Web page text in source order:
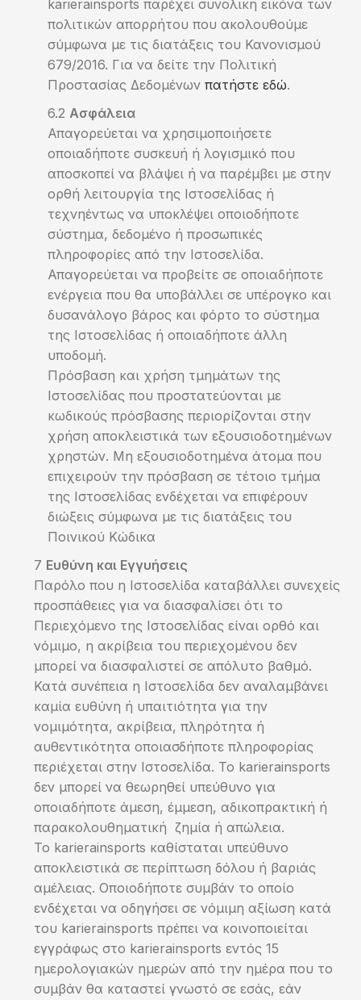
karierainsports παρέχει συνολική εικόνα των
πολιτικών απορρήτου που ακολουθούμε
σύμφωνα με τις διατάξεις του Κανονισμού
679/2016. Για να δείτε την Πολιτική
Προστασίας Δεδομένων πατήστε εδώ.
Ασφάλεια
Απαγορεύεται να χρησιμοποιήσετε
οποιαδήποτε συσκευή ή λογισμικό που
αποσκοπεί να βλάψει ή να παρέμβει με στην
ορθή λειτουργία της Ιστοσελίδας ή
τεχνηέντως να υποκλέψει οποιοδήποτε
σύστημα, δεδομένο ή προσωπικές
πληροφορίες από την Ιστοσελίδα.
Απαγορεύεται να προβείτε σε οποιαδήποτε
ενέργεια που θα υποβάλλει σε υπέρογκο και
δυσανάλογο βάρος και φόρτο το σύστημα
της Ιστοσελίδας ή οποιαδήποτε άλλη
υποδομή.
Πρόσβαση και χρήση τμημάτων της
Ιστοσελίδας που προστατεύονται με
κωδικούς πρόσβασης περιορίζονται στην
χρήση αποκλειστικά των εξουσιοδοτημένων
χρηστών. Μη εξουσιοδοτημένα άτομα που
επιχειρούν την πρόσβαση σε τέτοιο τμήμα
της Ιστοσελίδας ενδέχεται να επιφέρουν
διώξεις σύμφωνα με τις διατάξεις του
Ποινικού Κώδικα
Ευθύνη και Εγγυήσεις
Παρόλο που η Ιστοσελίδα καταβάλλει συνεχείς
προσπάθειες για να διασφαλίσει ότι το
Περιεχόμενο της Ιστοσελίδας είναι ορθό και
νόμιμο, η ακρίβεια του περιεχομένου δεν
μπορεί να διασφαλιστεί σε απόλυτο βαθμό.
Κατά συνέπεια η Ιστοσελίδα δεν αναλαμβάνει
καμία ευθύνη ή υπαιτιότητα για την
νομιμότητα, ακρίβεια, πληρότητα ή
αυθεντικότητα οποιασδήποτε πληροφορίας
περιέχεται στην Ιστοσελίδα. Το karierainsports
δεν μπορεί να θεωρηθεί υπεύθυνο για
οποιαδήποτε άμεση, έμμεση, αδικοπρακτική ή
παρακολουθηματική ζημία ή απώλεια.
Το karierainsports καθίσταται υπεύθυνο
αποκλειστικά σε περίπτωση δόλου ή βαριάς
αμέλειας. Οποιοδήποτε συμβάν το οποίο
ενδέχεται να οδηγήσει σε νόμιμη αξίωση κατά
του karierainsports πρέπει να κοινοποιείται
εγγράφως στο karierainsports εντός 15
ημερολογιακών ημερών από την ημέρα που το
συμβάν θα καταστεί γνωστό σε εσάς, εάν